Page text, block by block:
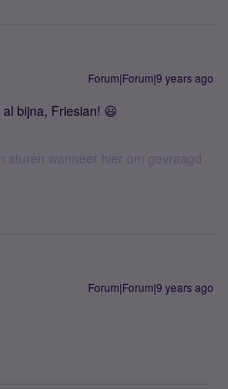
Forum|Forum|9 years ago
bijna, Friesian! 😃
wanneer hier om gevraagd
Forum|Forum|9 years ago